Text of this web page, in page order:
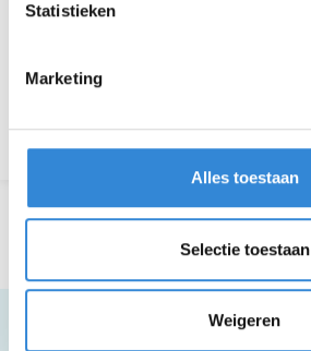
Statistieken
Marketing
Alles toestaan
Selectie toestaan
Weigeren
Terug naar het overzicht